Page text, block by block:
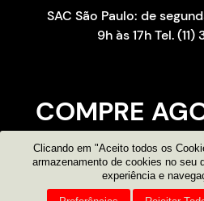
COMPRE
Consultor on-line
Atendimento por e-
SAC São Paulo: de
9h às 17h Tel.
Clicando em "Aceito todos os
armazenamento de cookies no seu
experiência e